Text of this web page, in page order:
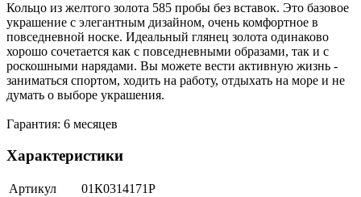
Кольцо из желтого золота 585 пробы без вставок. Это базовое
украшение с элегантным дизайном, очень комфортное в
повседневной носке. Идеальный глянец золота одинаково
хорошо сочетается как с повседневными образами, так и с
роскошными нарядами. Вы можете вести активную жизнь -
заниматься спортом, ходить на работу, отдыхать на море и не
думать о выборе украшения.
Гарантия: 6 месяцев
Характеристики
Артикул
01К0314171Р